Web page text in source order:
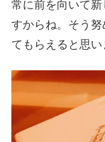
常に前を向いて
すからね。そう
てもらえると思い